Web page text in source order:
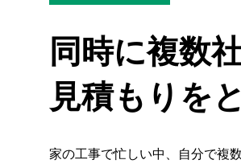
同時に複数
見積もりを
家の工事で忙しい中、自分で複